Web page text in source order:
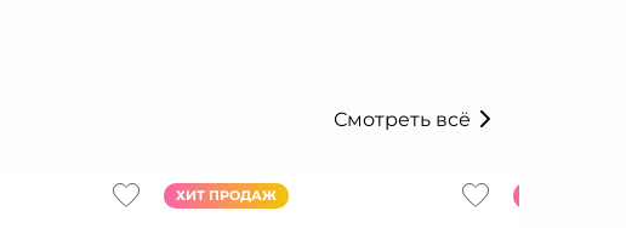
Смотреть всё
ХИТ ПРОДАЖ